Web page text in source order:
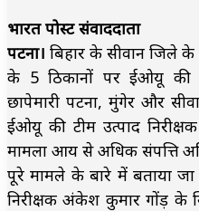
भारत पोस्ट संवाददाता
पटना। बिहार के सीवान जिले
के 5 ठिकानों पर ईओयू की
छापेमारी पटना, मुंगेर और
ईओयू की टीम उत्पाद
मामला आय से अधिक संपत्ति
पूरे मामले के बारे में बताया
निरीक्षक अंकेश कुमार गोंड़